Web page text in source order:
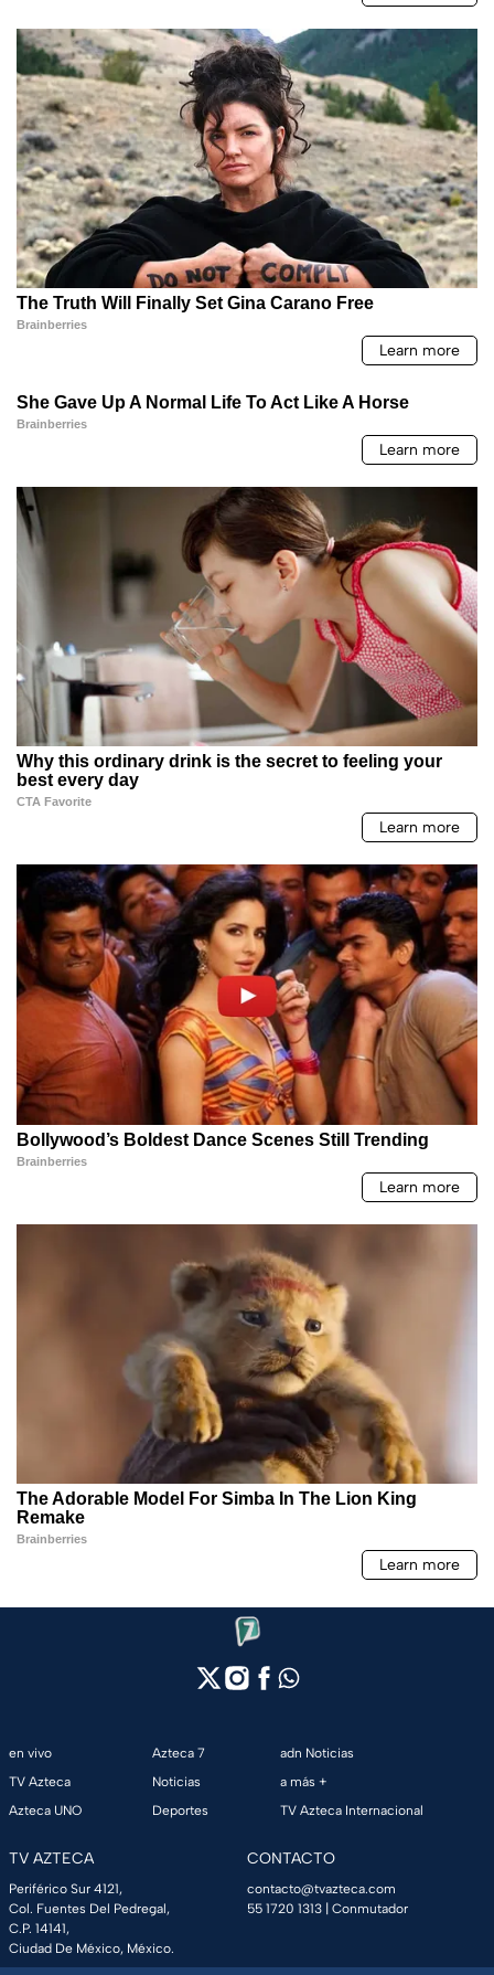
en vivo
TV Azteca
Azteca UNO
Azteca 7
Noticias
Deportes
adn Noticias
a más +
TV Azteca Internacional
TV AZTECA
Periférico Sur 4121,
Col. Fuentes Del Pedregal,
C.P. 14141,
Ciudad De México, México.
CONTACTO
contacto@tvazteca.com
55 1720 1313 | Conmutador